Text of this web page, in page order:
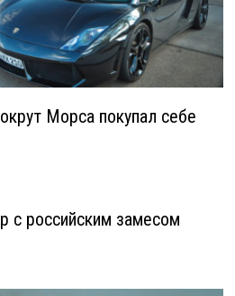
Морса покупал себе
с российским замесом